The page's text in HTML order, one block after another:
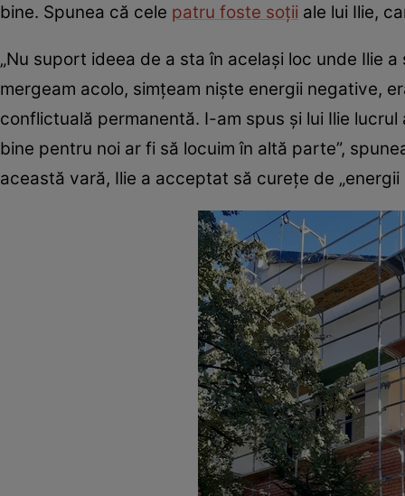
bine. Spunea că cele patru foste soții ale lui Ilie,
„Nu suport ideea de a sta în acelaşi loc unde Ilie
mergeam acolo, simţeam nişte energii negative,
conflictuală permanentă. I-am spus şi lui Ilie
bine pentru noi ar fi să locuim în altă parte”,
această vară, Ilie a acceptat să curețe de